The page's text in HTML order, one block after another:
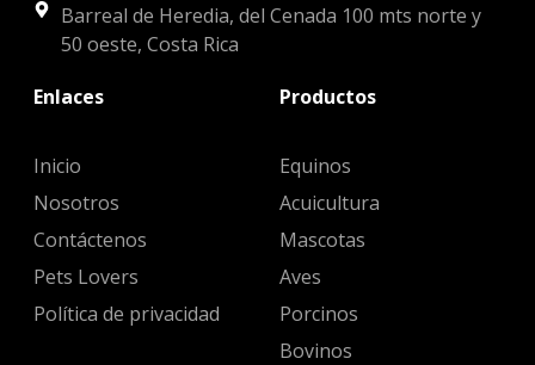
Barreal de Heredia, del Cenada 100 mts norte y
50 oeste, Costa Rica
Enlaces
Inicio
Nosotros
Contáctenos
Pets Lovers
Política de privacidad
Productos
Equinos
Acuicultura
Mascotas
Aves
Porcinos
Bovinos